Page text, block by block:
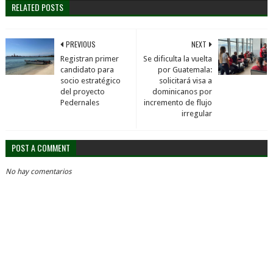
RELATED POSTS
NEXT
Se dificulta la vuelta
por Guatemala:
solicitará visa a
dominicanos por
incremento de flujo
irregular
PREVIOUS
Registran primer
candidato para
socio estratégico
del proyecto
Pedernales
POST A COMMENT
No hay comentarios